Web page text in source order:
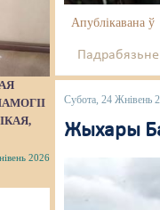
2026
Апублікавана ў
Субота, 24 Жнівень
Жыхары